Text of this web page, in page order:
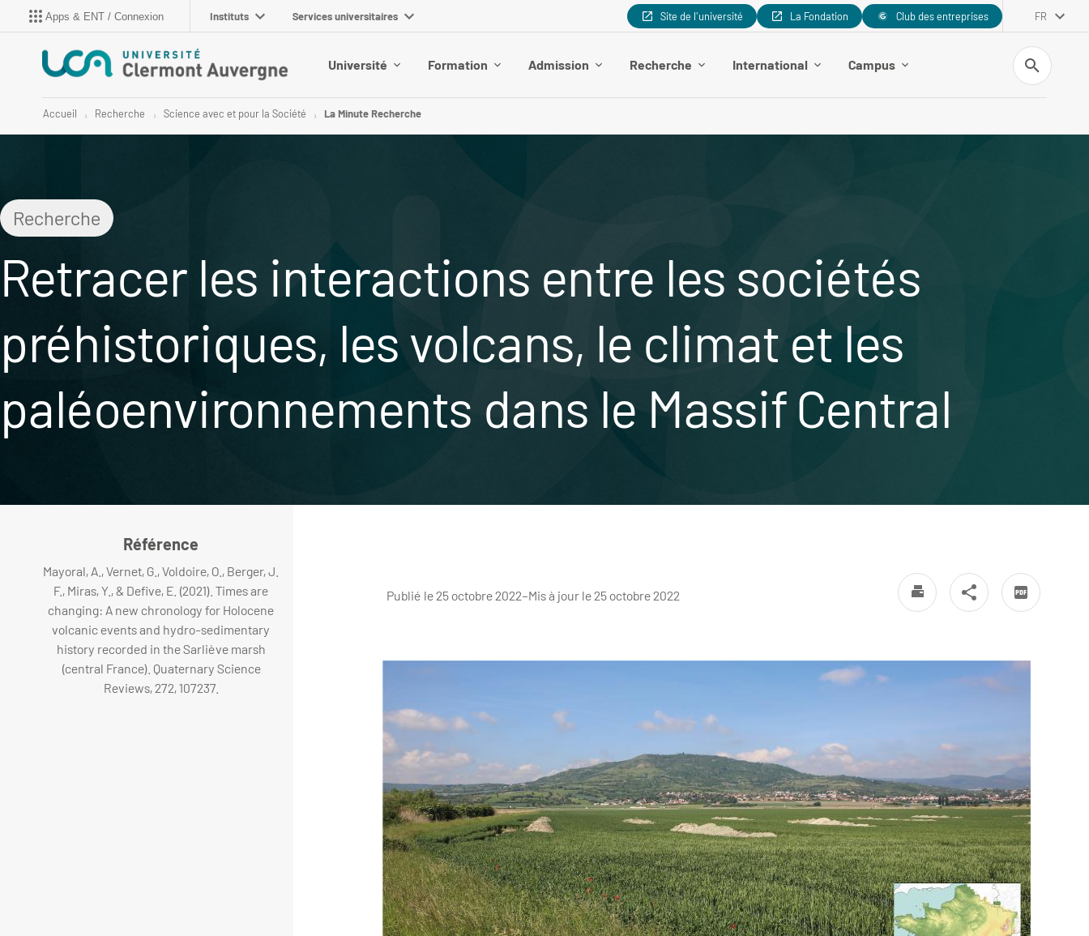
Apps & ENT / Connexion Instituts Services universitaires Site de l'université La Fondation Club des entreprises FR
Université Formation Admission Recherche International Campus
Recherche
Accueil Recherche Science avec et pour la Société La Minute Recherche
Recherche
Retracer les interactions entre les sociétés
préhistoriques, les volcans, le climat et les
paléoenvironnements dans le Massif Central
Publié le 25 octobre 2022–Mis à jour le 25 octobre 2022
Référence
Mayoral, A., Vernet, G., Voldoire, O., Berger, J.
F., Miras, Y., & Defive, E. (2021). Times are
changing: A new chronology for Holocene
volcanic events and hydro-sedimentary
history recorded in the Sarliève marsh
(central France). Quaternary Science
Reviews, 272, 107237.